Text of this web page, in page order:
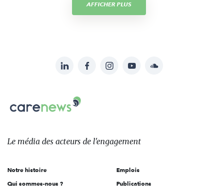
AFFICHER PLUS
sur:
LinkedInFacebookInstagramYouTubeSoundcloud
Carenews,
Le
des
l'engagement
Le média des acteurs de l'engagement
Notre histoire
Qui sommes-nous ?
Emplois
Publications